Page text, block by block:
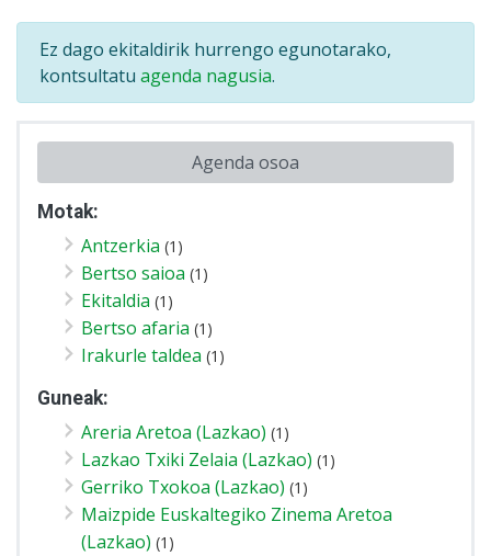
Ez dago ekitaldirik hurrengo egunotarako,
kontsultatu agenda nagusia.
Agenda osoa
Motak:
Antzerkia (1)
Bertso saioa (1)
Ekitaldia (1)
Bertso afaria (1)
Irakurle taldea (1)
Guneak:
Areria Aretoa (Lazkao) (1)
Lazkao Txiki Zelaia (Lazkao) (1)
Gerriko Txokoa (Lazkao) (1)
Maizpide Euskaltegiko Zinema Aretoa
(Lazkao) (1)